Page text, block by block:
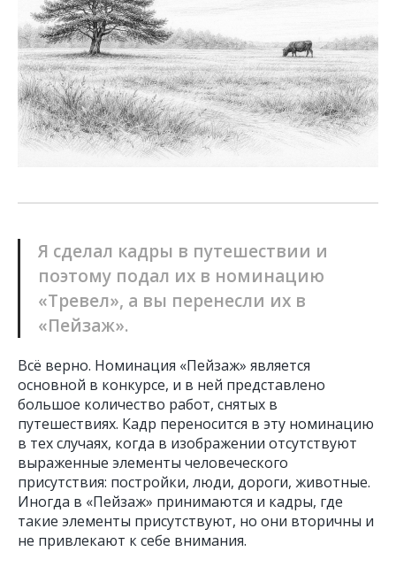
Я сделал кадры в путешествии и
поэтому подал их в номинацию
«Тревел», а вы перенесли их в
«Пейзаж».
Всё верно. Номинация «Пейзаж» является
основной в конкурсе, и в ней представлено
большое количество работ, снятых в
путешествиях. Кадр переносится в эту номинацию
в тех случаях, когда в изображении отсутствуют
выраженные элементы человеческого
присутствия: постройки, люди, дороги, животные.
Иногда в «Пейзаж» принимаются и кадры, где
такие элементы присутствуют, но они вторичны и
не привлекают к себе внимания.